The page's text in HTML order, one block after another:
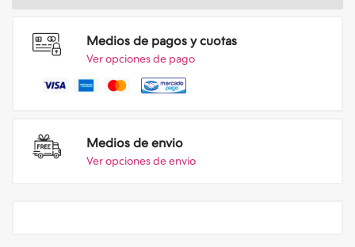
Medios de pagos y cuotas
Ver opciones de pago
Medios de envio
Ver opciones de envio